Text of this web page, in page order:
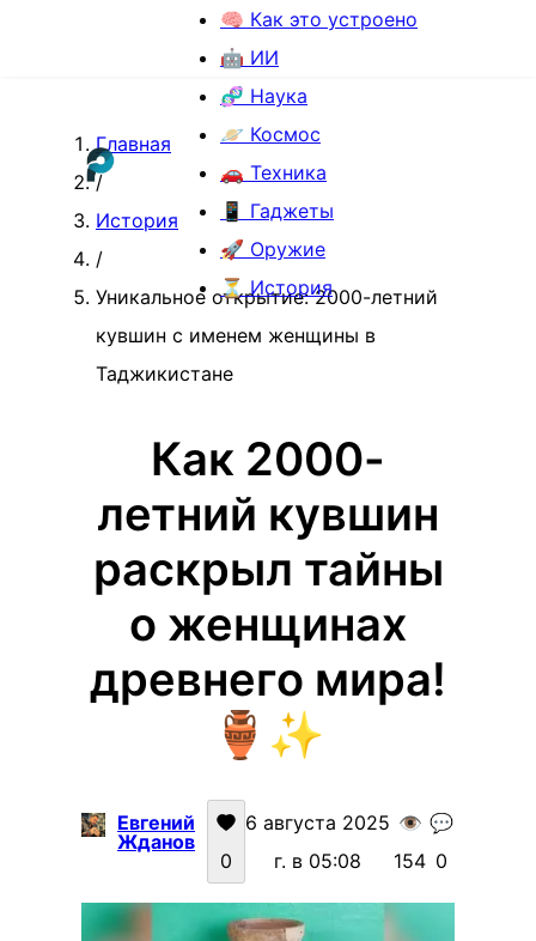
🧠 Как это устроено
🤖 ИИ
🧬 Наука
🪐 Космос
🚗 Техника
📱 Гаджеты
🚀 Оружие
⏳ История
Главная
/
История
/
Уникальное открытие: 2000-летний
кувшин с именем женщины в
Таджикистане
Как 2000-
летний кувшин
раскрыл тайны
о женщинах
древнего мира!
🏺✨
Евгений
Жданов
0
6 августа 2025
г. в 05:08
👁️
154
💬
0